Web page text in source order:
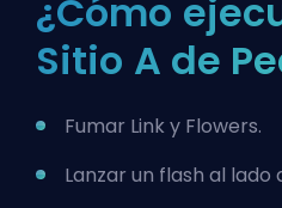
¿Cómo
Sitio A de
Fumar Link y Flowers.
Lanzar un flash al lado